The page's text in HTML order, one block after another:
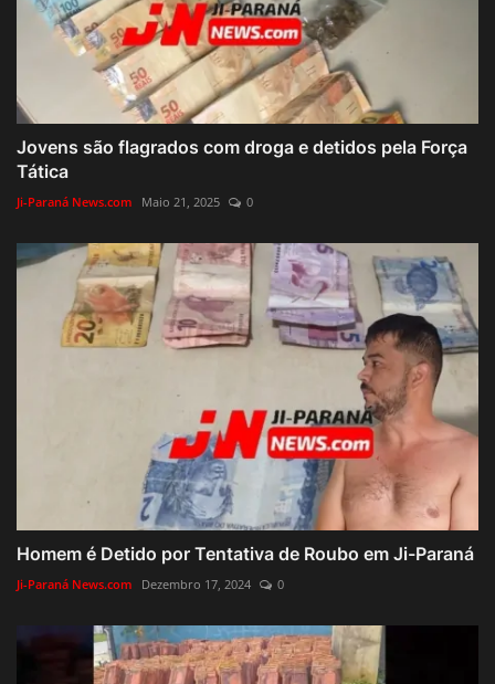
Jovens são flagrados com droga e detidos pela Força
Tática
Ji-Paraná News.com Maio 21, 2025 0
Homem é Detido por Tentativa de Roubo em Ji-Paraná
Ji-Paraná News.com Dezembro 17, 2024 0